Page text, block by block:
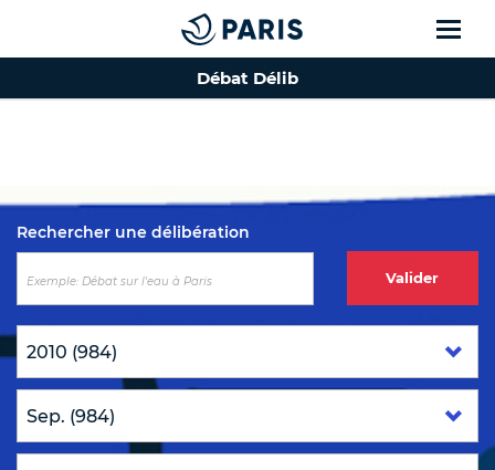
Top of the page
Débat Délib
Rechercher une délibération
Valider